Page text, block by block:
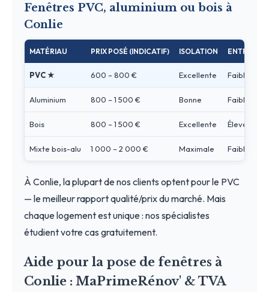
Fenêtres PVC, aluminium ou bois à
Conlie
MATÉRIAU PRIX POSÉ (INDICATIF) ISOLATION ENTRETIEN
PVC ★ 600 – 800 € Excellente Faible
Aluminium 800 – 1 500 € Bonne Faible
Bois 800 – 1 500 € Excellente Élevé
Mixte bois-alu 1 000 – 2 000 € Maximale Faible
À Conlie, la plupart de nos clients optent pour le PVC
— le meilleur rapport qualité/prix du marché. Mais
chaque logement est unique : nos spécialistes
étudient votre cas gratuitement.
Aide pour la pose de fenêtres à
Conlie : MaPrimeRénov' & TVA